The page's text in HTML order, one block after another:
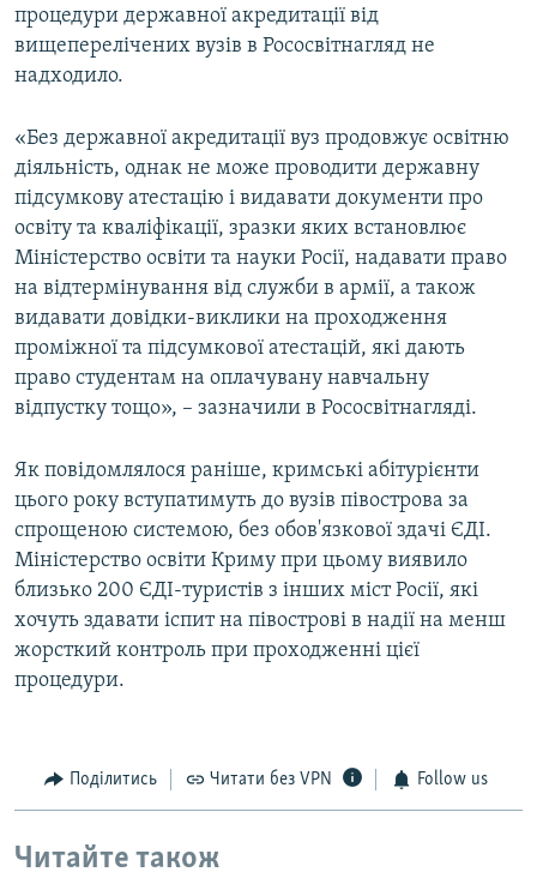
процедури державної акредитації від
вищеперелічених вузів в Рососвітнагляд не
надходило.
«Без державної акредитації вуз продовжує освітню
діяльність, однак не може проводити державну
підсумкову атестацію і видавати документи про
освіту та кваліфікації, зразки яких встановлює
Міністерство освіти та науки Росії, надавати право
на відтермінування від служби в армії, а також
видавати довідки-виклики на проходження
проміжної та підсумкової атестацій, які дають
право студентам на оплачувану навчальну
відпустку тощо», – зазначили в Рососвітнагляді.
Як повідомлялося раніше, кримські абітурієнти
цього року вступатимуть до вузів півострова за
спрощеною системою, без обов'язкової здачі ЄДІ.
Міністерство освіти Криму при цьому виявило
близько 200 ЄДІ-туристів з інших міст Росії, які
хочуть здавати іспит на півострові в надії на менш
жорсткий контроль при проходженні цієї
процедури.
Поділитись Читати без VPN Follow us
Читайте також